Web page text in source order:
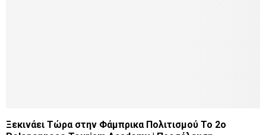
Ξεκινάει Τώρα στην Φάμπρικα Πολιτισμού Το 2ο